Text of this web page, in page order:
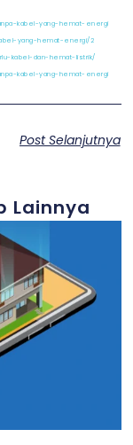
kabel-yang-hemat-energi
yang-hemat-energi/2
kabel-dan-hemat-listrik/
kabel-yang-hemat-energi
Post Selanjutnya
Lainnya